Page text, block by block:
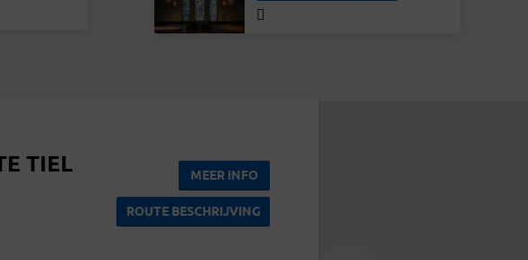
TIEL
MEER INFO
ROUTE BESCHRIJVING